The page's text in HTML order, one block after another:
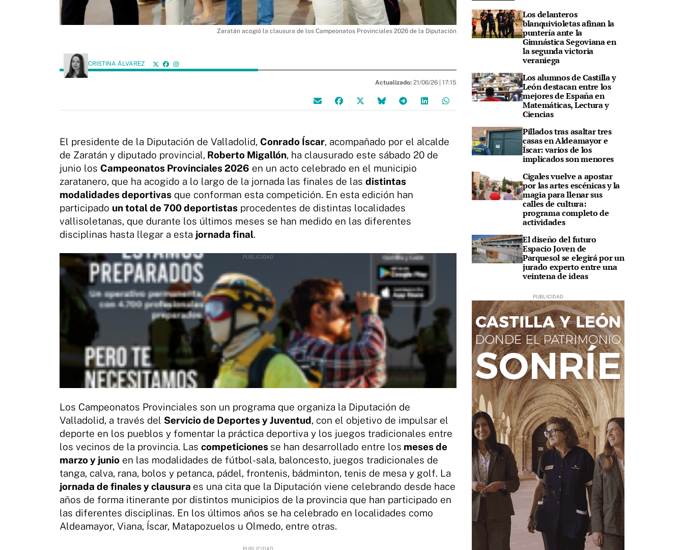
Zaratán acogió la clausura de los Campeonatos Provinciales 2026 de la Diputación
CRISTINA ÁLVAREZ
Actualizado: 21/06/26 | 17:15
El presidente de la Diputación de Valladolid, Conrado Íscar, acompañado por el alcalde
de Zaratán y diputado provincial, Roberto Migallón, ha clausurado este sábado 20 de
junio los Campeonatos Provinciales 2026 en un acto celebrado en el municipio
zaratanero, que ha acogido a lo largo de la jornada las finales de las distintas
modalidades deportivas que conforman esta competición. En esta edición han
participado un total de 700 deportistas procedentes de distintas localidades
vallisoletanas, que durante los últimos meses se han medido en las diferentes
disciplinas hasta llegar a esta jornada final.
Los Campeonatos Provinciales son un programa que organiza la Diputación de
Valladolid, a través del Servicio de Deportes y Juventud, con el objetivo de impulsar el
deporte en los pueblos y fomentar la práctica deportiva y los juegos tradicionales entre
los vecinos de la provincia. Las competiciones se han desarrollado entre los meses de
marzo y junio en las modalidades de fútbol-sala, baloncesto, juegos tradicionales de
tanga, calva, rana, bolos y petanca, pádel, frontenis, bádminton, tenis de mesa y golf. La
jornada de finales y clausura es una cita que la Diputación viene celebrando desde hace
años de forma itinerante por distintos municipios de la provincia que han participado en
las diferentes disciplinas. En los últimos años se ha celebrado en localidades como
Aldeamayor, Viana, Íscar, Matapozuelos u Olmedo, entre otras.
Los delanteros
blanquivioletas afinan la
puntería ante la
Gimnástica Segoviana en
la segunda victoria
veraniega
Los alumnos de Castilla y
León destacan entre los
mejores de España en
Matemáticas, Lectura y
Ciencias
Pillados tras asaltar tres
casas en Aldeamayor e
Íscar: varios de los
implicados son menores
Cigales vuelve a apostar
por las artes escénicas y la
magia para llenar sus
calles de cultura:
programa completo de
actividades
El diseño del futuro
Espacio Joven de
Parquesol se elegirá por un
jurado experto entre una
veintena de ideas